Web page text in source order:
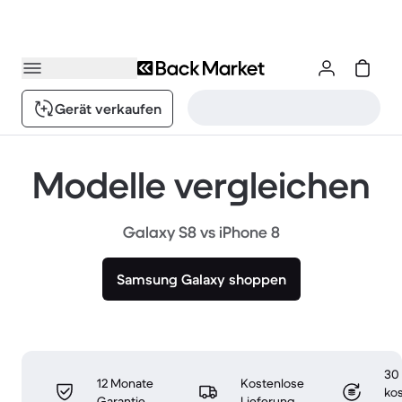
Gerät verkaufen
Modelle vergleichen
Galaxy S8 vs iPhone 8
Samsung Galaxy shoppen
12 Monate
Kostenlose
30